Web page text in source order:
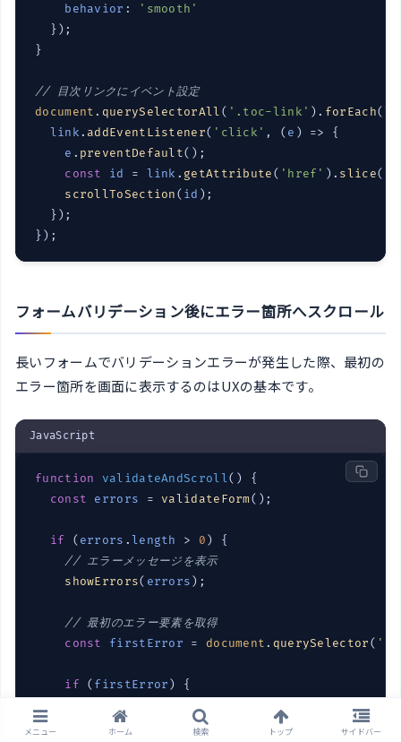
behavior :
'smooth'
  });
}
// 目次リンクにイベント設定
document. querySelectorAll( '.toc-link' ). forEach(
link. addEventListener( 'click' , ( e ) =>
{
e . preventDefault();
const
id = link . getAttribute( 'href' ). slice(
scrollToSection( id );
  });
});
フォームバリデーション後にエラー箇所へスクロール
長いフォームでバリデーションエラーが発生した際、最初の
エラー箇所を画面に表示するのはUXの基本です。
JavaScript
function validateAndScroll( ) {
const
errors = validateForm();
if ( errors .length > 0) {
// エラーメッセージを表示
showErrors( errors);
// 最初のエラー要素を取得
const
firstError = document. querySelector(
if ( firstError) {
// エラー箇所を画面中央に表示
firstError
scrollIntoView
({
メニュー ホーム 検索 トップ サイドバー